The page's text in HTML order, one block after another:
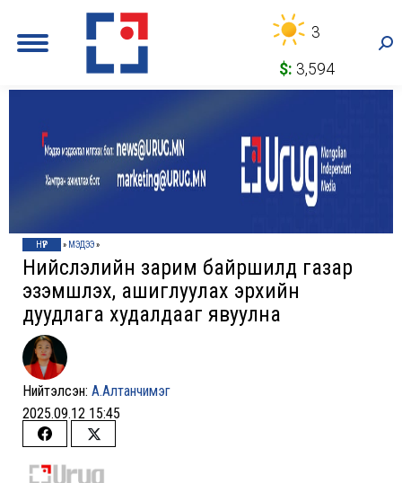
3
$: 3,594
НҮҮР » МЭДЭЭ»
Нийслэлийн зарим байршилд газар
эзэмшүүлэх, ашиглуулах эрхийн
дуудлага худалдааг явуулна
Нийтэлсэн: А.Алтанчимэг
2025.09.12 15:45
Share
on
Share
on